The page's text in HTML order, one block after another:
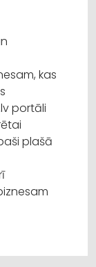
kas
portāli
plašā